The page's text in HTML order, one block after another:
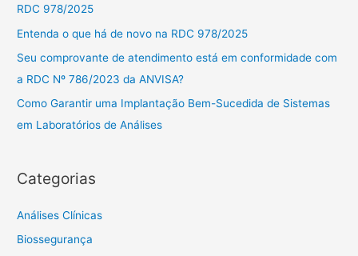
o
r
:
RDC 978/2025
Entenda o que há de novo na RDC 978/2025
Seu comprovante de atendimento está em conformidade com
a RDC Nº 786/2023 da ANVISA?
Como Garantir uma Implantação Bem-Sucedida de Sistemas
em Laboratórios de Análises
Categorias
Análises Clínicas
Biossegurança